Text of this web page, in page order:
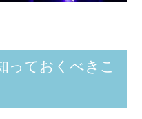
っておくべきこ